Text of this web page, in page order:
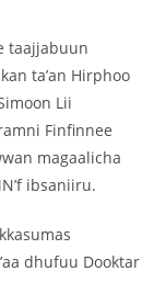
taajjabuun
ta’an Hirphoo
Lii
Finfinnee
magaalicha
ibsaniiru.
dhufuu Dooktar